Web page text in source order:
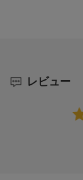
レビュー